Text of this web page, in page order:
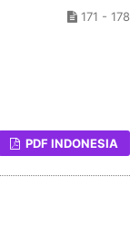
171 - 178
PDF INDONESIA